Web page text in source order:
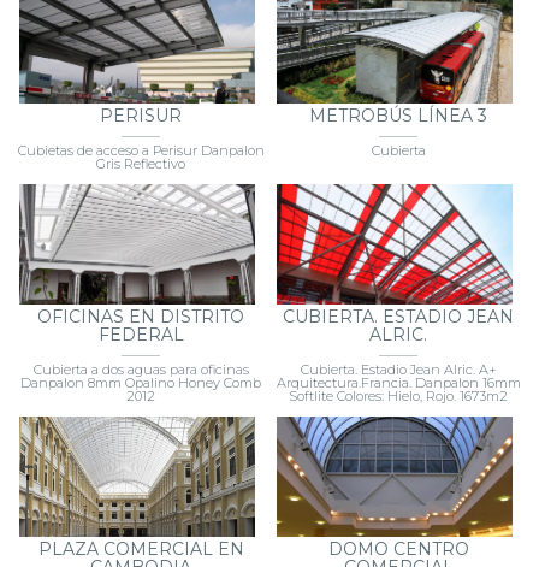
PERISUR
Cubietas de acceso a Perisur Danpalon
Gris Reflectivo
METROBÚS LÍNEA 3
Cubierta
OFICINAS EN DISTRITO
FEDERAL
Cubierta a dos aguas para oficinas
Danpalon 8mm Opalino Honey Comb
2012
CUBIERTA. ESTADIO JEAN
ALRIC.
Cubierta. Estadio Jean Alric. A+
Arquitectura.Francia. Danpalon 16mm
Softlite Colores: Hielo, Rojo. 1673m2